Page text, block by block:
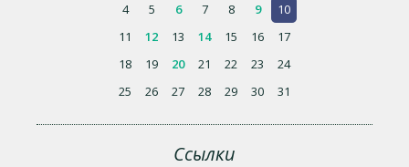
4
5 6 7 8 9
10
11
12 13 14 15 16
17
18
19 20 21 22 23
24
25
26 27 28 29 30 31
Ссылки